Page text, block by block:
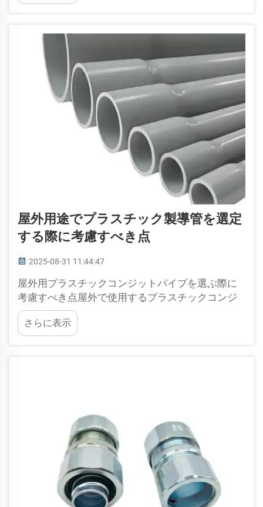
プは、地下電気設備において、過酷な環境に耐
とが不可欠です。
屋外用途でプラスチック製導管を選定
する際に考慮すべき点
2025-08-31 11:44:47
屋外用プラスチックコンジットパイプを選ぶ際に
考慮すべき点屋外で使用するプラスチックコンジ
ットパイプを選ぶ際には、内部の腐食について考
慮する必要があります。単にパイプを選べば良い
というわけではありません。考慮すべき点がいく
さらに表示